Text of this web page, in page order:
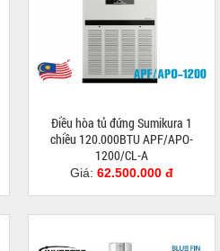
Điều hòa tủ đứng Sumikura 1
chiều 120.000BTU APF/APO-
1200/CL-A
Giá: 62.500.000 đ